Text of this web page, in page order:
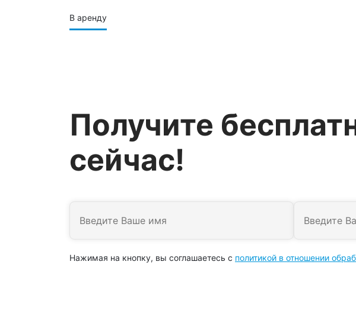
В аренду
Получите
сейчас!
Нажимая на кнопку, вы соглашаетесь с политикой в отношении